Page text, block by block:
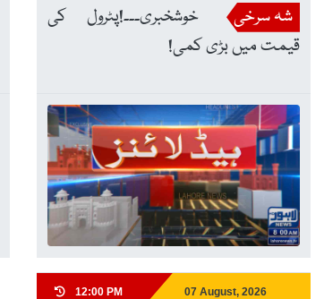
شہ سرخی
خوشخبری۔۔۔!پٹرول کی
قیمت میں بڑی کمی!
12:00 PM 07 August, 2026